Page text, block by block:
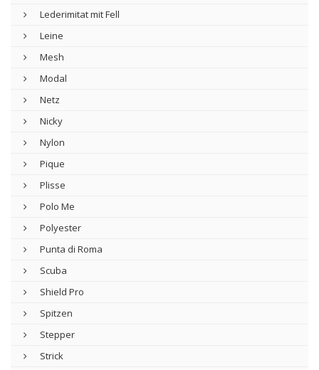
Lederimitat mit Fell
Leine
Mesh
Modal
Netz
Nicky
Nylon
Pique
Plisse
Polo Me
Polyester
Punta di Roma
Scuba
Shield Pro
Spitzen
Stepper
Strick